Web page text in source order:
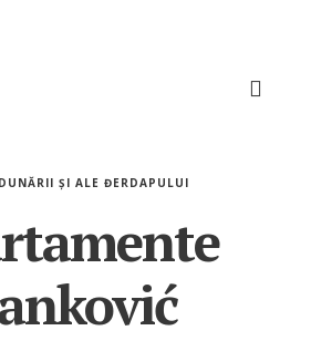
ȘI ALE ĐERDAPULUI